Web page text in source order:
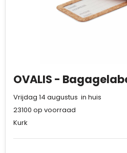
OVALIS -
Vrijdag 14 augustus in huis
23100 op voorraad
Kurk